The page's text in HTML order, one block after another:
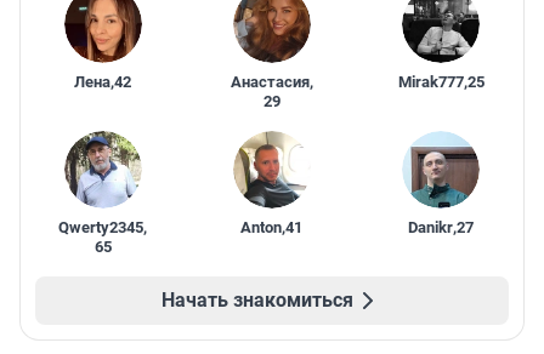
Лена,42 Анастасия,
29
Mirak777,25
Qwerty2345,
65
Anton,41 Danikr,27
Начать знакомиться